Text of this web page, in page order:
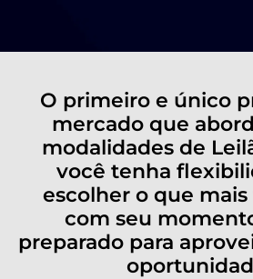
O primeiro e único
mercado que
modalidades de
você tenha
escolher o que
com seu
preparado para